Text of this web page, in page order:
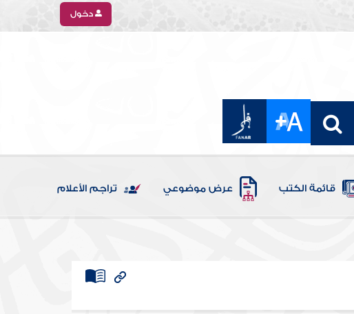
دخول
قائمة الكتب عرض موضوعي تراجم الأعلام